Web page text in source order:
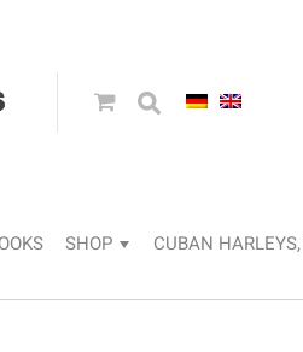
SHOP CUBAN